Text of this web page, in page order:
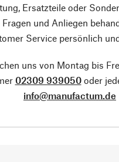
Ersatzteile oder
Fragen und Anliegen
Service persönlich
uns von Montag bis
02309 939050oder
info@manufactum.de